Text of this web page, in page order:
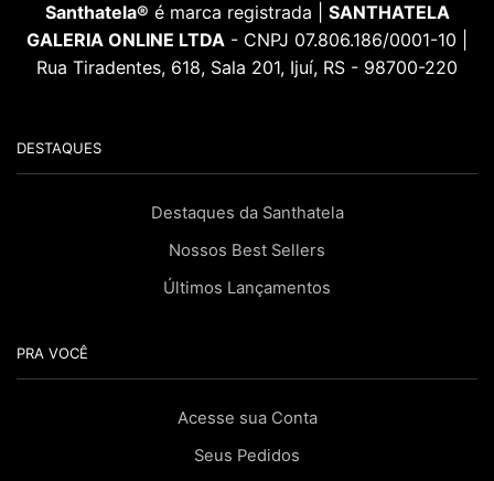
Santhatela® é marca registrada | SANTHATELA
GALERIA ONLINE LTDA - CNPJ 07.806.186/0001-10 |
Rua Tiradentes, 618, Sala 201, Ijuí, RS - 98700-220
DESTAQUES
Destaques da Santhatela
Nossos Best Sellers
Últimos Lançamentos
PRA VOCÊ
Acesse sua Conta
Seus Pedidos